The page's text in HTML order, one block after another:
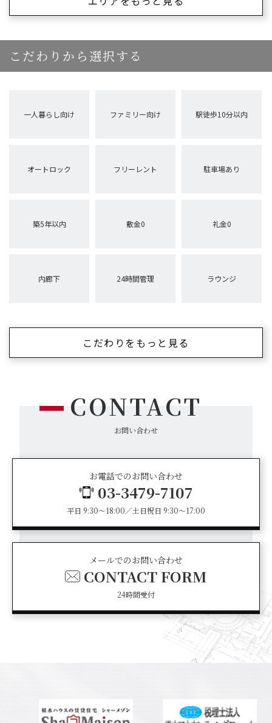
こだわりから選択する
一人暮らし向け ファミリー向け 駅徒歩10分以内
オートロック フリーレント 駐車場あり
築5年以内 敷金0 礼金0
内廊下 24時間管理 ラウンジ
こだわりをもっと見る
CONTACT
お問い合わせ
お電話でのお問い合わせ
03-3479-7107
平日 9:30～18:00／土日祝日 9:30～17:00
メールでのお問い合わせ
CONTACT FORM
24時間受付